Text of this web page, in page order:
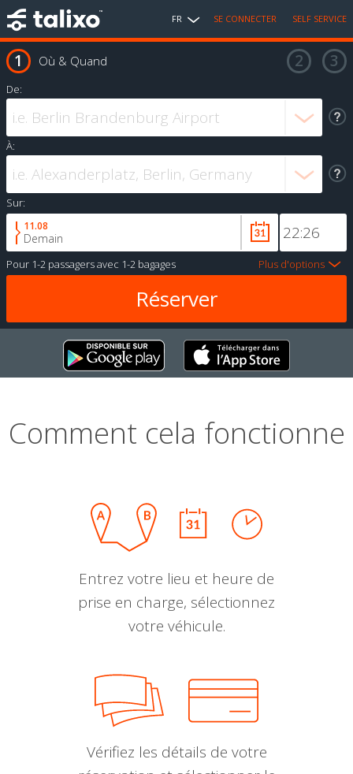
FR SE CONNECTER SELF SERVICE
Où & Quand
De:
À:
Sur:
11.08
Demain
Pour 1-2 passagersavec 1-2 bagages Plus d'options
Comment cela fonctionne
Entrez votre lieu et heure de
prise en charge, sélectionnez
votre véhicule.
Vérifiez les détails de votre